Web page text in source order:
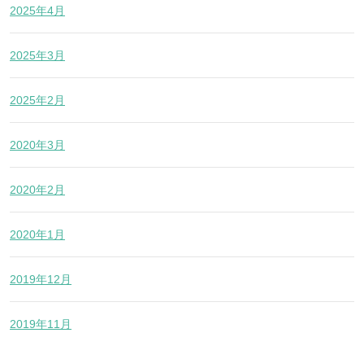
2025年4月
2025年3月
2025年2月
2020年3月
2020年2月
2020年1月
2019年12月
2019年11月